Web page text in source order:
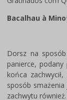
Bacalhau à
Dorsz na
panierce,
końca
sposób smażenia
zachwytu